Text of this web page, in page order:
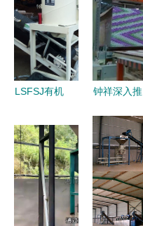
LSFSJ有机
式粉碎机
有机肥设备
中的高效翻
堆利器
钟祥深入推
构性改革
引领磷化产
业向绿色肥
业转型升级